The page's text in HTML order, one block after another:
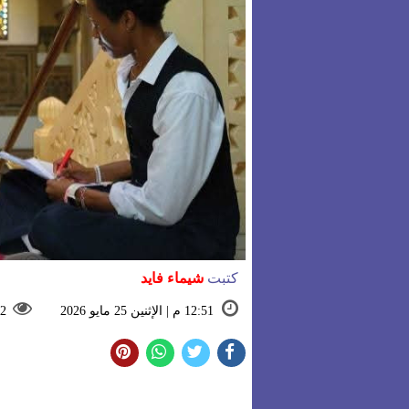
كتبتشيماء فايد
12:51 م | الإثنين 25 مايو 2026